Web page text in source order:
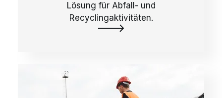
Lösung für Abfall- und
Recyclingaktivitäten.